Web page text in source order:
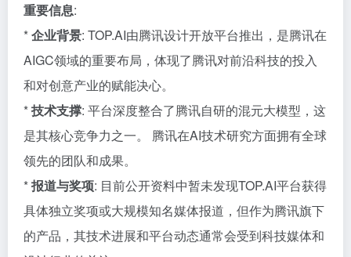
重要信息:
*企业背景: TOP.AI由腾讯设计开放平台推出，是腾讯在
AIGC领域的重要布局，体现了腾讯对前沿科技的投入
和对创意产业的赋能决心。
*技术支撑: 平台深度整合了腾讯自研的混元大模型，这
是其核心竞争力之一。 腾讯在AI技术研究方面拥有全球
领先的团队和成果。
*报道与奖项: 目前公开资料中暂未发现TOP.AI平台获得
具体独立奖项或大规模知名媒体报道，但作为腾讯旗下
的产品，其技术进展和平台动态通常会受到科技媒体和